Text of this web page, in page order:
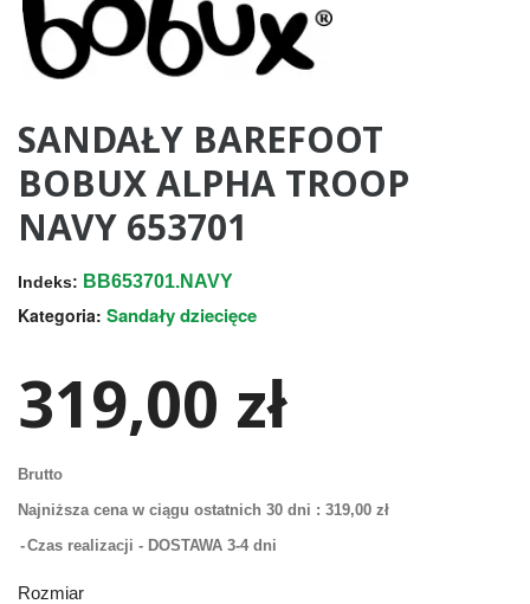
SANDAŁY BAREFOOT
BOBUX ALPHA TROOP
NAVY 653701
Indeks: BB653701.NAVY
Kategoria: Sandały dziecięce
319,00 zł
Brutto
Najniższa cena w ciągu ostatnich 30 dni : 319,00 zł
Czas realizacji - DOSTAWA 3-4 dni
Rozmiar